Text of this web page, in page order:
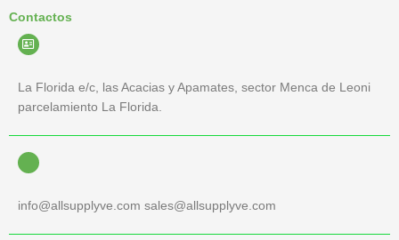
Contactos
La Florida e/c, las Acacias y Apamates, sector Menca de Leoni
parcelamiento La Florida.
info@allsupplyve.com sales@allsupplyve.com